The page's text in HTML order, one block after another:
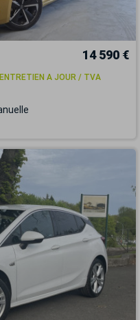
14 590 €
A JOUR / TVA